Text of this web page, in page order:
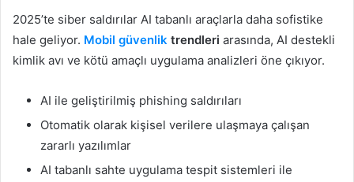
2025’te siber saldırılar AI tabanlı araçlarla daha sofistike
hale geliyor. Mobil güvenlik trendleri arasında, AI destekli
kimlik avı ve kötü amaçlı uygulama analizleri öne çıkıyor.
AI ile geliştirilmiş phishing saldırıları
Otomatik olarak kişisel verilere ulaşmaya çalışan
zararlı yazılımlar
AI tabanlı sahte uygulama tespit sistemleri ile